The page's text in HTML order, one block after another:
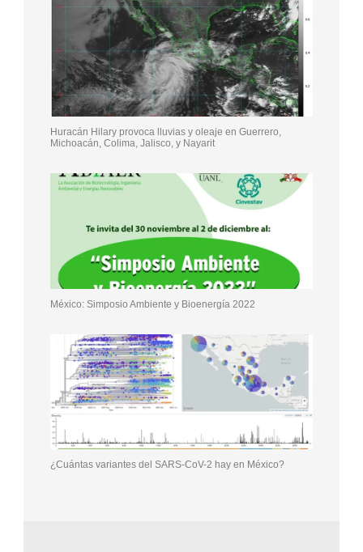
Huracán Hilary provoca lluvias y oleaje en Guerrero,
Michoacán, Colima, Jalisco, y Nayarit
México: Simposio Ambiente y Bioenergía 2022
¿Cuántas variantes del SARS-CoV-2 hay en México?